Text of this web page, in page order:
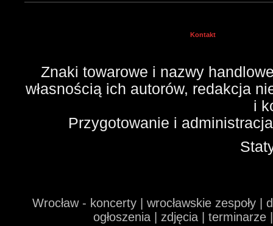
Kontakt
Znaki towarowe i nazwy
własnością ich autorów, redakcja
i
Przygotowanie i
Wrocław - koncerty | wrocławskie zespoły
ogłoszenia | zdjęcia |